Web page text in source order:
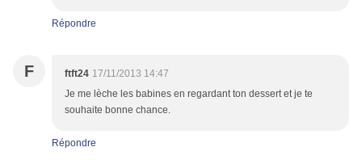
Répondre
F ftft24 17/11/2013 14:47
Je me lèche les babines en regardant ton dessert et je te
souhaite bonne chance.
Répondre